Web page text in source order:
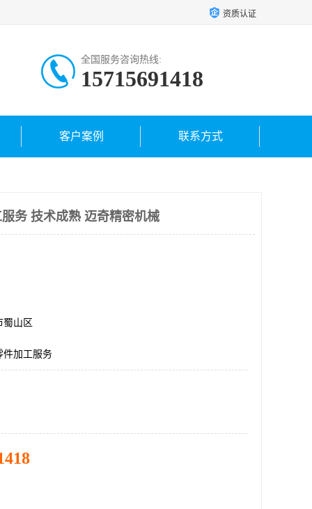
资质认证
全国服务咨询热线:
15715691418
客户案例 联系方式
务 技术成熟 迈奇精密机械
蜀山区
件加工服务